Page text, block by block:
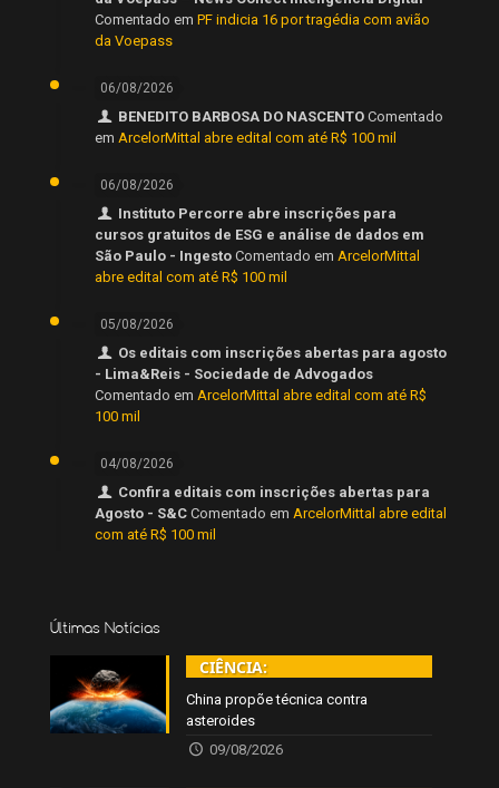
Comentado em PF indicia 16 por tragédia com avião
da Voepass
06/08/2026
BENEDITO BARBOSA DO NASCENTO Comentado
em ArcelorMittal abre edital com até R$ 100 mil
06/08/2026
Instituto Percorre abre inscrições para
cursos gratuitos de ESG e análise de dados em
São Paulo - Ingesto Comentado em ArcelorMittal
abre edital com até R$ 100 mil
05/08/2026
Os editais com inscrições abertas para agosto
- Lima&Reis - Sociedade de Advogados
Comentado em ArcelorMittal abre edital com até R$
100 mil
04/08/2026
Confira editais com inscrições abertas para
Agosto - S&C Comentado em ArcelorMittal abre edital
com até R$ 100 mil
Últimas Notícias
CIÊNCIA:
China propõe técnica contra
asteroides
09/08/2026